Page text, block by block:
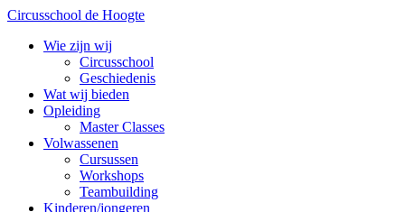
Circusschool de Hoogte
Wie zijn wij
Circusschool
Geschiedenis
Wat wij bieden
Opleiding
Master Classes
Volwassenen
Cursussen
Workshops
Teambuilding
Kinderen/jongeren